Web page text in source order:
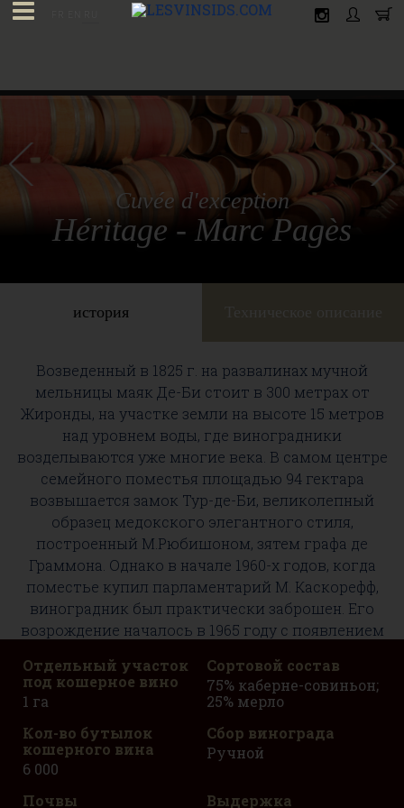
Cuvée d'exception
Héritage - Marc Pagès
история
Возведенный в 1825 г. на развалинах мучной
мельницы маяк Де-Би стоит в 300 метрах от
Жиронды, на участке земли на высоте 15 метров
над уровнем воды, где виноградники
возделываются уже многие века. В самом центре
семейного поместья площадью 94 гектара
возвышается замок Тур-де-Би, великолепный
образец медокского элегантного стиля,
построенный М.Рюбишоном, зятем графа де
Граммона. Однако в начале 1960-х годов, когда
поместье купил парламентарий М. Каскорефф,
виноградник был практически заброшен. Его
возрождение началось в 1965 году с появлением
родину из Туниса. Один из них, Марк Пажес,
инженер-агроном по образованию, имел твердое
следующем году он встретился с профессором
Эмилем Пейно, который скоро стал первым
усилия и целеустремленность в производстве
Отдельный участок
под кошерное вино
1 га
Сортовой состав
75% каберне-совиньон;
25% мерло
Кол-во бутылок
кошерного вина
6 000
Сбор винограда
Ручной
Почвы
Выдержка